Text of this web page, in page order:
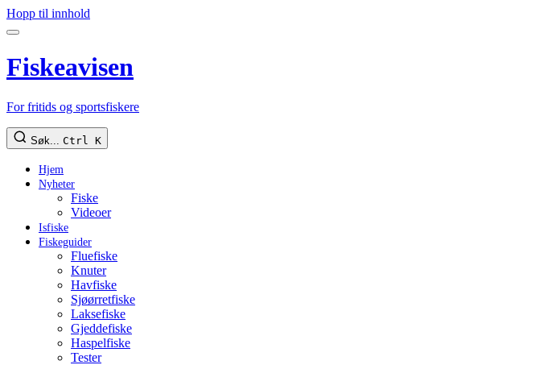
Hopp til innhold
Fiskeavisen
For fritids og sportsfiskere
Søk... Ctrl K
Hjem
Nyheter
Fiske
Videoer
Isfiske
Fiskeguider
Fluefiske
Knuter
Havfiske
Sjøørretfiske
Laksefiske
Gjeddefiske
Haspelfiske
Tester